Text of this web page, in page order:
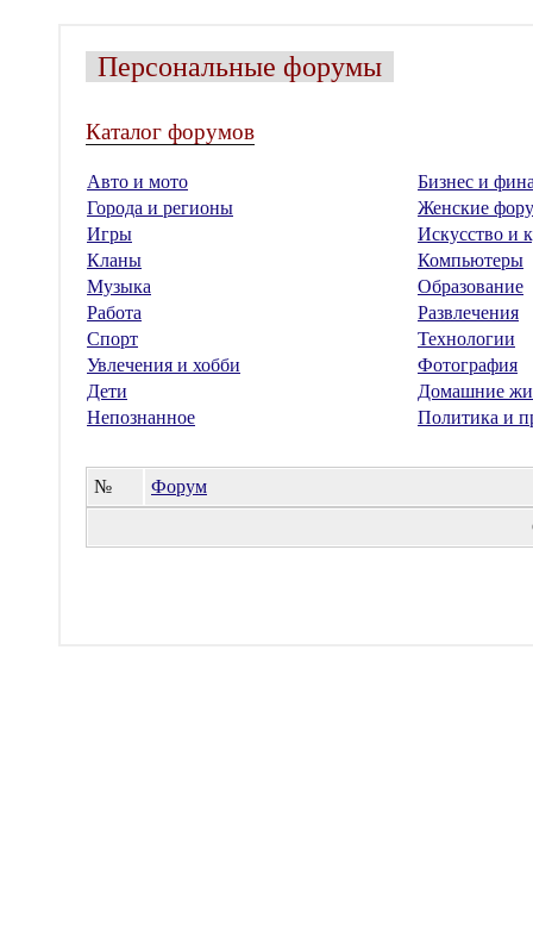
Персональные форумы
Каталог форумов
Авто и мото
Бизнес и
Города и регионы
Женские
Игры
Искусство и
Кланы
Компьютеры
Музыка
Образование
Работа
Развлечения
Спорт
Технологии
Увлечения и хобби
Фотография
Дети
Домашние
Непознанное
Политика и
№
Форум